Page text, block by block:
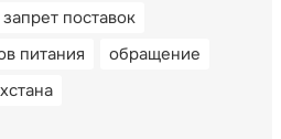
запрет поставок
питания
обращение